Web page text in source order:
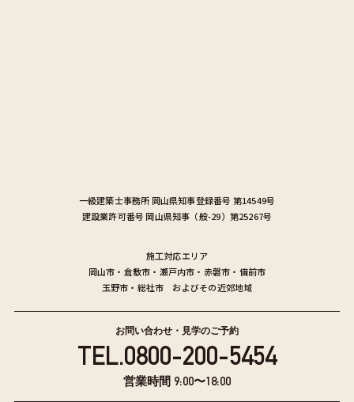
一級建築士事務所 岡山県知事登録番号 第14549号
建設業許可番号 岡山県知事（般-29）第25267号
施工対応エリア
岡山市 ・ 倉敷市 ・ 瀬戸内市 ・ 赤磐市 ・ 備前市
玉野市 ・ 総社市 およびその近郊地域
お問い合わせ・見学のご予約
TEL.0800-200-5454
営業時間 9:00〜18:00